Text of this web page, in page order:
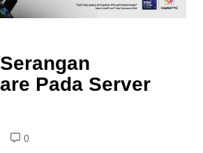
Pada Server
0